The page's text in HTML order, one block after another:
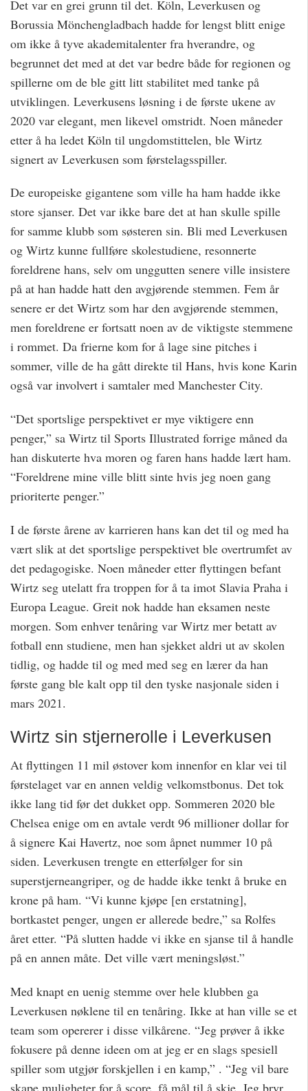
Det var en grei grunn til det. Köln, Leverkusen og
Borussia Mönchengladbach hadde for lengst blitt enige
om ikke å tyve akademitalenter fra hverandre, og
begrunnet det med at det var bedre både for regionen og
spillerne om de ble gitt litt stabilitet med tanke på
utviklingen. Leverkusens løsning i de første ukene av
2020 var elegant, men likevel omstridt. Noen måneder
etter å ha ledet Köln til ungdomstittelen, ble Wirtz
signert av Leverkusen som førstelagsspiller.
De europeiske gigantene som ville ha ham hadde ikke
store sjanser. Det var ikke bare det at han skulle spille
for samme klubb som søsteren sin. Bli med Leverkusen
og Wirtz kunne fullføre skolestudiene, resonnerte
foreldrene hans, selv om unggutten senere ville insistere
på at han hadde hatt den avgjørende stemmen. Fem år
senere er det Wirtz som har den avgjørende stemmen,
men foreldrene er fortsatt noen av de viktigste stemmene
i rommet. Da frierne kom for å lage sine pitches i
sommer, ville de ha gått direkte til Hans, hvis kone Karin
også var involvert i samtaler med Manchester City.
“Det sportslige perspektivet er mye viktigere enn
penger,” sa Wirtz til Sports Illustrated forrige måned da
han diskuterte hva moren og faren hans hadde lært ham.
“Foreldrene mine ville blitt sinte hvis jeg noen gang
prioriterte penger.”
I de første årene av karrieren hans kan det til og med ha
vært slik at det sportslige perspektivet ble overtrumfet av
det pedagogiske. Noen måneder etter flyttingen befant
Wirtz seg utelatt fra troppen for å ta imot Slavia Praha i
Europa League. Greit nok hadde han eksamen neste
morgen. Som enhver tenåring var Wirtz mer betatt av
fotball enn studiene, men han sjekket aldri ut av skolen
tidlig, og hadde til og med med seg en lærer da han
første gang ble kalt opp til den tyske nasjonale siden i
mars 2021.
Wirtz sin stjernerolle i Leverkusen
At flyttingen 11 mil østover kom innenfor en klar vei til
førstelaget var en annen veldig velkomstbonus. Det tok
ikke lang tid før det dukket opp. Sommeren 2020 ble
Chelsea enige om en avtale verdt 96 millioner dollar for
å signere Kai Havertz, noe som åpnet nummer 10 på
siden. Leverkusen trengte en etterfølger for sin
superstjerneangriper, og de hadde ikke tenkt å bruke en
krone på ham. “Vi kunne kjøpe [en erstatning],
bortkastet penger, ungen er allerede bedre,” sa Rolfes
året etter. “På slutten hadde vi ikke en sjanse til å handle
på en annen måte. Det ville vært meningsløst.”
Med knapt en uenig stemme over hele klubben ga
Leverkusen nøklene til en tenåring. Ikke at han ville se et
team som opererer i disse vilkårene. “Jeg prøver å ikke
fokusere på denne ideen om at jeg er en slags spesiell
spiller som utgjør forskjellen i en kamp,” . “Jeg vil bare
skape muligheter for å score, få mål til å skje. Jeg bryr